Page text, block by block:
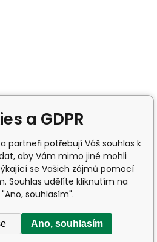
a GDPR
partneři potřebují Váš souhlas k
aby Vám mimo jiné mohli
se Vašich zájmů pomocí
Souhlas udělíte kliknutím na
souhlasím".
Ano, souhlasím